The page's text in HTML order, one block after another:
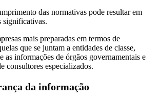
das normativas pode resultar em
significativas.
mais preparadas em termos de
que se juntam a entidades de classe,
as informações de órgãos governamentais e
consultores especializados.
da informação